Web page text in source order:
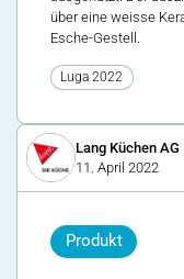
über eine weisse
Esche-Gestell.
Luga 2022
Lang Küchen AG
11. April 2022
Produkt